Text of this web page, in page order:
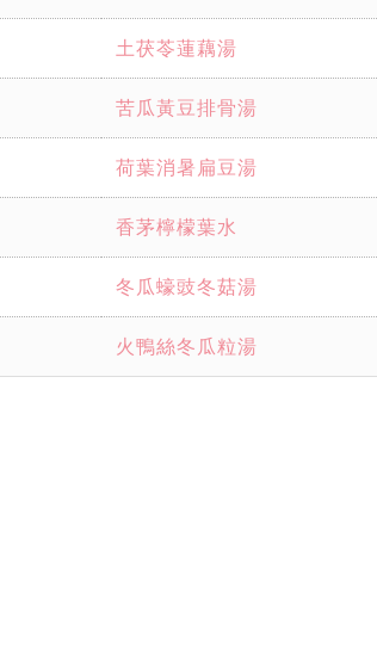
土茯苓蓮藕湯
苦瓜黃豆排骨湯
荷葉消暑扁豆湯
香茅檸檬葉水
冬瓜蠔豉冬菇湯
火鴨絲冬瓜粒湯